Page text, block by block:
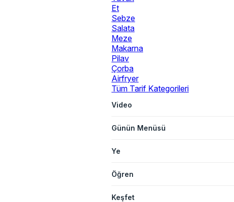
Et
Sebze
Salata
Meze
Makarna
Pilav
Çorba
Airfryer
Tüm Tarif Kategorileri
Video
Günün Menüsü
Ye
Öğren
Keşfet